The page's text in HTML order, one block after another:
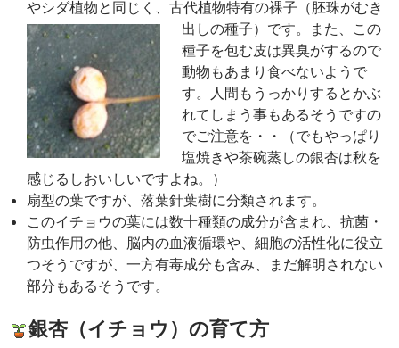
やシダ植物と同じく、古代植物特有の裸子（胚珠がむき
出しの種子）です。
また、この
種子を包む皮は異臭がするので
動物もあまり食べないようで
す。人間もうっかりするとかぶ
れてしまう事もあるそうですの
でご注意を・・（でもやっぱり
塩焼きや茶碗蒸しの銀杏は秋を
感じるしおいしいですよね。）
扇型の葉ですが、落葉針葉樹に分類されます。
このイチョウの葉には数十種類の成分が含まれ、抗菌・
防虫作用の他、脳内の血液循環や、細胞の活性化に役立
つそうですが、一方有毒成分も含み、まだ解明されない
部分もあるそうです。
銀杏（イチョウ）の育て方